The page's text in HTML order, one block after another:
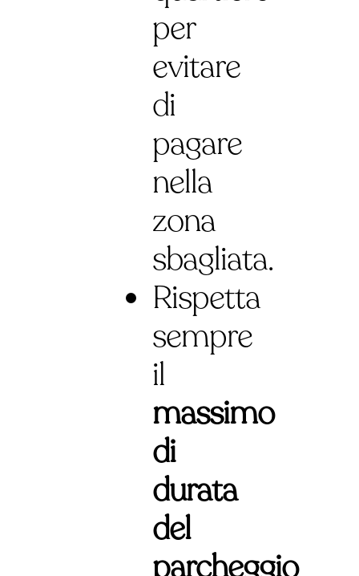
per
evitare
di
pagare
nella
zona
sbagliata.
Rispetta
sempre
il
massimo
di
durata
del